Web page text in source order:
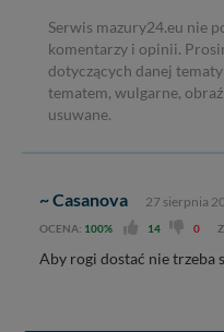
Serwis mazury24.eu nie
komentarzy i opinii.
dotyczących danej
tematem, wulgarne,
usuwane.
~ Casanova 27 sierpnia
OCENA: 100% 14 0
Aby rogi dostać nie trzeba